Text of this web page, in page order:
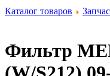
Каталог товаров
Фильтр